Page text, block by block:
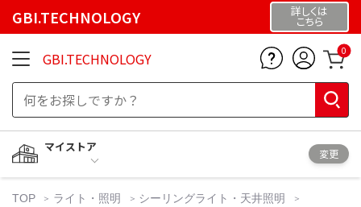
GBI.TECHNOLOGY 詳しくは
こちら
GBI.TECHNOLOGY 0
マイストア
変更
TOP ライト・照明
シーリングライト・天井照明